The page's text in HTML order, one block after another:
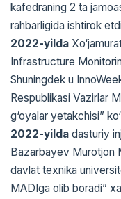
kafedraning 2 ta
rahbarligida ishtirok
2022-yilda
Infrastructure
Shuningdek u
Respublikasi Vazirlar
g‘oyalar yetakchisi”
2022-yilda dasturiy
Bazarbayev Murotjon
davlat texnika
MADIga olib boradi”